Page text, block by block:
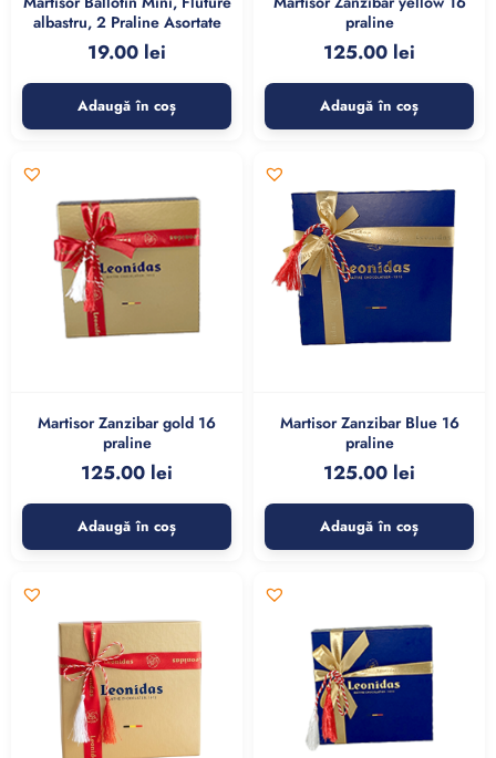
albastru, 2 Praline Asortate
19.00 lei
Adaugă în coș
praline
125.00 lei
Adaugă în coș
Martisor Zanzibar gold 16
praline
125.00 lei
Adaugă în coș
Martisor Zanzibar Blue 16
praline
125.00 lei
Adaugă în coș